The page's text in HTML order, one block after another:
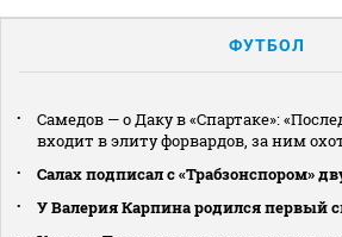
ФУТБОЛ
Самедов — о Даку в «Спартаке»:
входит в элиту форвардов, за ним
Салах подписал с «Трабзонспором»
У Валерия Карпина родился первый